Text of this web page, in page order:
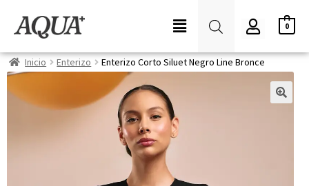
0
Inicio Enterizo Enterizo Corto Siluet Negro Line Bronce